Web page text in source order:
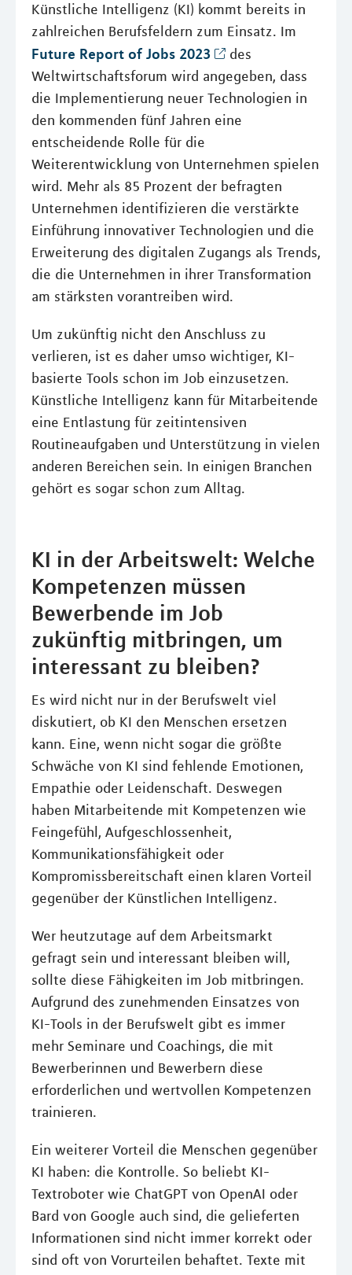
Künstliche Intelligenz (KI) kommt bereits in
zahlreichen Berufsfeldern zum Einsatz. Im
Future Report of Jobs 2023
des
Weltwirtschaftsforum wird angegeben, dass
die Implementierung neuer Technologien in
den kommenden fünf Jahren eine
entscheidende Rolle für die
Weiterentwicklung von Unternehmen spielen
wird. Mehr als 85 Prozent der befragten
Unternehmen identifizieren die verstärkte
Einführung innovativer Technologien und die
Erweiterung des digitalen Zugangs als Trends,
die die Unternehmen in ihrer Transformation
am stärksten vorantreiben wird.
Um zukünftig nicht den Anschluss zu
verlieren, ist es daher umso wichtiger, KI-
basierte Tools schon im Job einzusetzen.
Künstliche Intelligenz kann für Mitarbeitende
eine Entlastung für zeitintensiven
Routineaufgaben und Unterstützung in vielen
anderen Bereichen sein. In einigen Branchen
gehört es sogar schon zum Alltag.
KI in der Arbeitswelt: Welche
Kompetenzen müssen
Bewerbende im Job
zukünftig mitbringen, um
interessant zu bleiben?
Es wird nicht nur in der Berufswelt viel
diskutiert, ob KI den Menschen ersetzen
kann. Eine, wenn nicht sogar die größte
Schwäche von KI sind fehlende Emotionen,
Empathie oder Leidenschaft. Deswegen
haben Mitarbeitende mit Kompetenzen wie
Feingefühl, Aufgeschlossenheit,
Kommunikationsfähigkeit oder
Kompromissbereitschaft einen klaren Vorteil
gegenüber der Künstlichen Intelligenz.
Wer heutzutage auf dem Arbeitsmarkt
gefragt sein und interessant bleiben will,
sollte diese Fähigkeiten im Job mitbringen.
Aufgrund des zunehmenden Einsatzes von
KI-Tools in der Berufswelt gibt es immer
mehr Seminare und Coachings, die mit
Bewerberinnen und Bewerbern diese
erforderlichen und wertvollen Kompetenzen
trainieren.
Ein weiterer Vorteil die Menschen gegenüber
KI haben: die Kontrolle. So beliebt KI-
Textroboter wie ChatGPT von OpenAI oder
Bard von Google auch sind, die gelieferten
Informationen sind nicht immer korrekt oder
sind oft von Vorurteilen behaftet. Texte mit